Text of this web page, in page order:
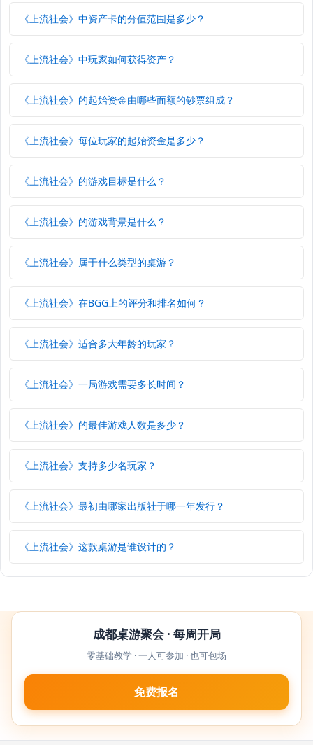
《上流社会》中资产卡的分值范围是多少？
《上流社会》中玩家如何获得资产？
《上流社会》的起始资金由哪些面额的钞票组成？
《上流社会》每位玩家的起始资金是多少？
《上流社会》的游戏目标是什么？
《上流社会》的游戏背景是什么？
《上流社会》属于什么类型的桌游？
《上流社会》在BGG上的评分和排名如何？
《上流社会》适合多大年龄的玩家？
《上流社会》一局游戏需要多长时间？
《上流社会》的最佳游戏人数是多少？
《上流社会》支持多少名玩家？
《上流社会》最初由哪家出版社于哪一年发行？
《上流社会》这款桌游是谁设计的？
成都桌游聚会 · 每周开局
零基础教学 · 一人可参加 · 也可包场
免费报名